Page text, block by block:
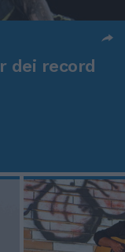
dei record